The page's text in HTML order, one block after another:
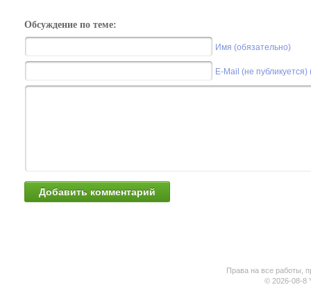
Обсуждение по теме:
Имя (обязательно)
E-Mail (не
Права на все работы,
© 2026-08-8